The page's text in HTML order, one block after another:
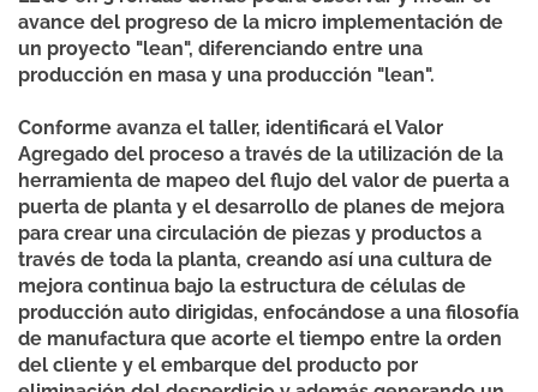
avance del progreso de la micro implementación de
un proyecto "lean", diferenciando entre una
producción en masa y una producción "lean".
Conforme avanza el taller, identificará el Valor
Agregado del proceso a través de la utilización de la
herramienta de mapeo del flujo del valor de puerta a
puerta de planta y el desarrollo de planes de mejora
para crear una circulación de piezas y productos a
través de toda la planta, creando así una cultura de
mejora continua bajo la estructura de células de
producción auto dirigidas, enfocándose a una filosofía
de manufactura que acorte el tiempo entre la orden
del cliente y el embarque del producto por